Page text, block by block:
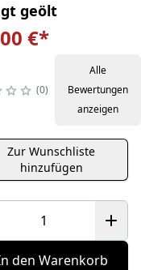
geölt
€*
0
Alle
Bewertungen
anzeigen
Zur Wunschliste
hinzufügen
den Warenkorb